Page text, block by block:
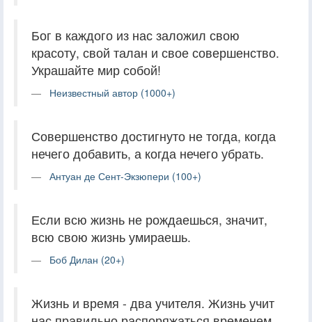
Бог в каждого из нас заложил свою
красоту, свой талан и свое совершенство.
Украшайте мир собой!
Неизвестный автор (1000+)
Совершенство достигнуто не тогда, когда
нечего добавить, а когда нечего убрать.
Антуан де Сент-Экзюпери (100+)
Если всю жизнь не рождаешься, значит,
всю свою жизнь умираешь.
Боб Дилан (20+)
Жизнь и время - два учителя. Жизнь учит